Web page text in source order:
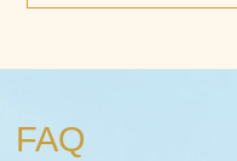
FAQ